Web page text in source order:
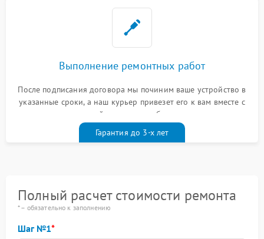
Выполнение ремонтных работ
После подписания договора мы починим ваше устройство в
указанные сроки, а наш курьер привезет его к вам вместе с
гарантийным талоном бесплатно
Гарантия до 3-х лет
Полный расчет стоимости ремонта
* – обязательно к заполнению
Шаг №1